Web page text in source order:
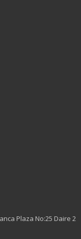
Plaza No:25 Daire 2